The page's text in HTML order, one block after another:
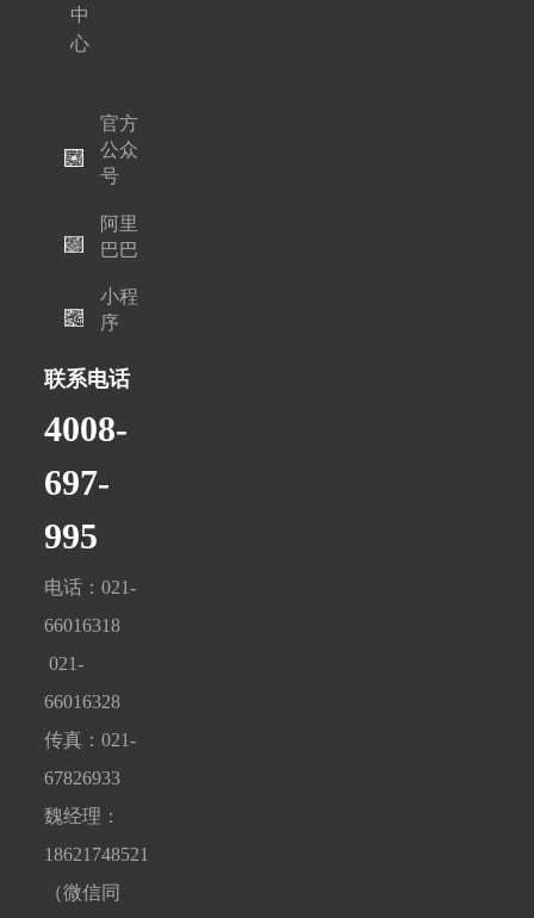
中
心
官方
公众
号
阿里
巴巴
小程
序
联系电话
4008-
697-
995
电话：021-
66016318
021-
66016328
传真：021-
67826933
魏经理：
18621748521
（微信同